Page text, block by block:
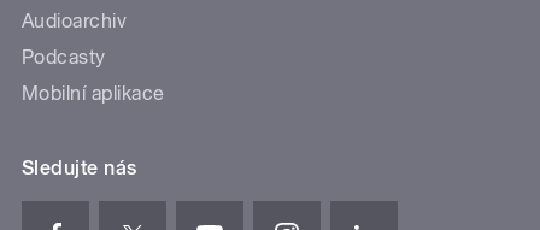
Audioarchiv
Podcasty
Mobilní aplikace
Sledujte nás